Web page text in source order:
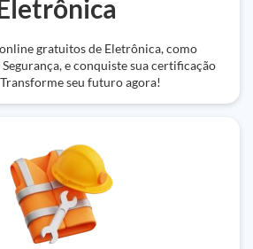
gratuitos de Eletrônica, como
e conquiste sua certificação
seu futuro agora!